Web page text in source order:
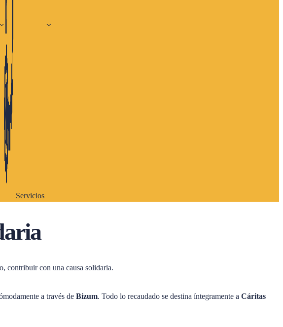
Servicios
contribuir con una causa solidaria.
a través de Bizum. Todo lo recaudado se destina íntegramente a Cáritas